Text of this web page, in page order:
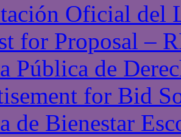
Oficial del
for Proposal –
Pública de
for Bid
de Bienestar